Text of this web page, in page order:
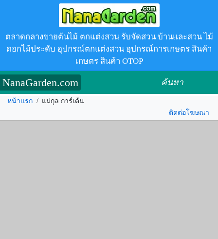
ตลาดกลางขายต้นไม้ ตกแต่งสวน รับจัดสวน บ้านและสวน ไม้
ดอกไม้ประดับ อุปกรณ์ตกแต่งสวน อุปกรณ์การเกษตร สินค้า
เกษตร สินค้า OTOP
NanaGarden.com ค้นหา
หน้าแรก / แม่กุล การ์เด้น
ติดต่อโฆษณา